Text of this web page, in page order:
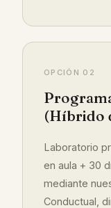
OPCIÓN 02
(Híbrido
Laboratorio
en aula + 30
mediante
Conductual,